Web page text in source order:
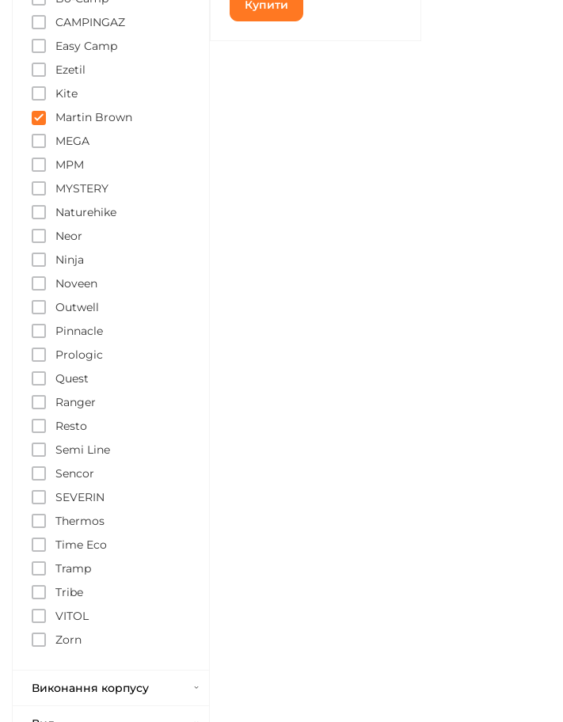
CAMPINGAZ
Easy Camp
Ezetil
Kite
Martin Brown
MEGA
MPM
MYSTERY
Naturehike
Neor
Ninja
Noveen
Outwell
Pinnacle
Prologic
Quest
Ranger
Resto
Semi Line
Sencor
SEVERIN
Thermos
Time Eco
Tramp
Tribe
VITOL
Zorn
Виконання корпусу
Купити